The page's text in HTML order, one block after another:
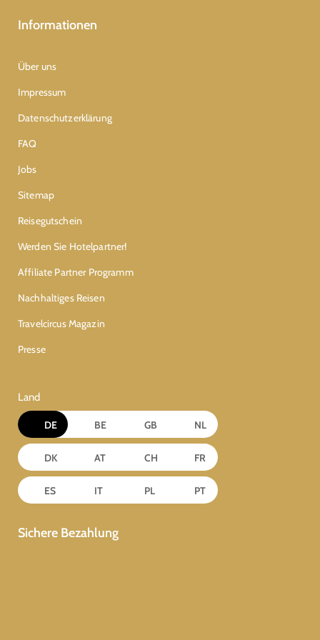
Informationen
Über uns
Impressum
Datenschutzerklärung
FAQ
Jobs
Sitemap
Reisegutschein
Werden Sie Hotelpartner!
Affiliate Partner Programm
Nachhaltiges Reisen
Travelcircus Magazin
Presse
Land
DE BE GB NL
DK AT CH FR
ES IT PL PT
Sichere Bezahlung